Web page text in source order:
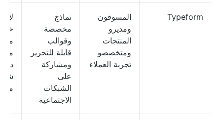
Typeform
المسوقون
ومديرو
المنتجات
ومتخصصو
تجربة العملاء
نماذج
مخصصة
وقوالب
قابلة للتحرير
ومشاركة
على
الشبكات
الاجتماعية
لا